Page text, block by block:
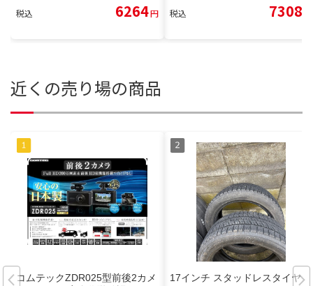
税込 6264円 税込 7308
近くの売り場の商品
コムテックZDR025型前後2カメ
17インチ スタッドレスタイヤ